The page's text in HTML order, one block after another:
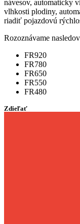
návesov, automaticky
vlhkosti plodiny,
riadiť pojazdovú
Rozoznávame
FR920
FR780
FR650
FR550
FR480
Zdieľať